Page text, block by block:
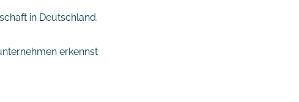
in Deutschland.
erkennst